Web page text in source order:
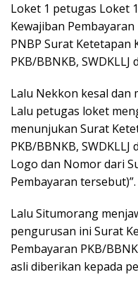
Loket 1 petugas Loket
Kewajiban Pembayaran
PNBP Surat Ketetapan
PKB/BBNKB, SWDKLLJ
Lalu Nekkon kesal dan
Lalu petugas loket
menunjukan Surat
PKB/BBNKB,
Logo dan Nomor dari
Pembayaran tersebut)”.
Lalu Situmorang
pengurusan ini Surat
Pembayaran PKB/
asli diberikan kepada